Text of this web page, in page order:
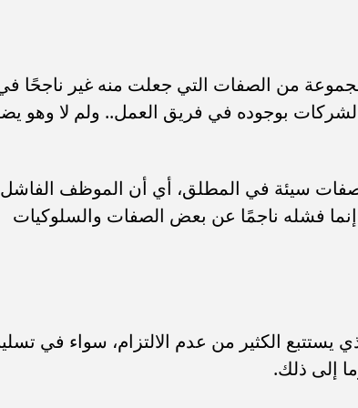
لمجموعة من الصفات التي جعلت منه غير ناجحًا
بوجوده في فريق العمل.. ولم لا وهو
سيئة في المطلق، أي أن الموظف الفاشل
فشله ناجمًا عن بعض الصفات والسلوكيات
يستتبع الكثير من عدم الالتزام، سواء في
إلى ذلك.